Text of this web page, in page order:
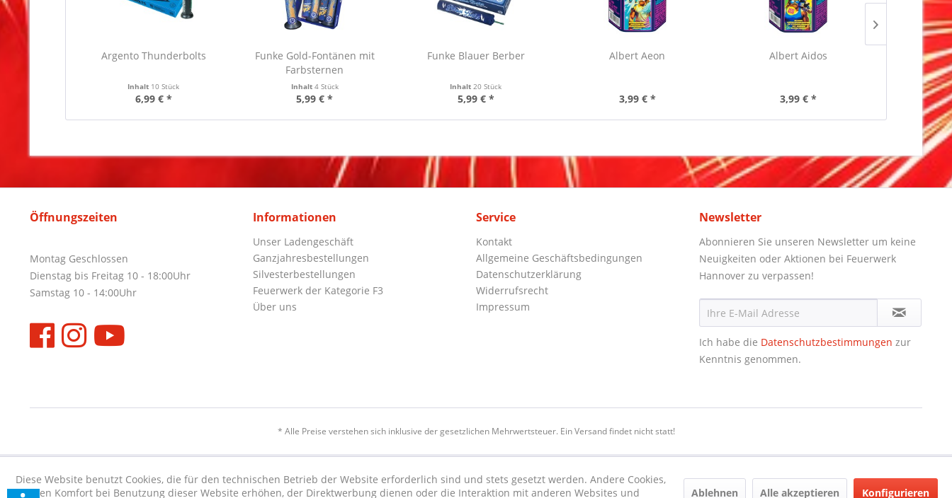
Argento Thunderbolts
Inhalt 10 Stück
6,99 € *
Funke Gold-Fontänen mit
Farbsternen
Inhalt 4 Stück
5,99 € *
Funke Blauer Berber
Inhalt20 Stück
5,99 € *
Albert Aeon
3,99 € *
Albert Aidos
3,99 € *
Argento
Öffnungszeiten
Montag Geschlossen
Dienstag bis Freitag 10 - 18:00Uhr
Samstag 10 - 14:00Uhr
Informationen
Unser Ladengeschäft
Ganzjahresbestellungen
Silvesterbestellungen
Feuerwerk der Kategorie F3
Über uns
Service
Kontakt
Allgemeine Geschäftsbedingungen
Datenschutzerklärung
Widerrufsrecht
Impressum
Newsletter
Abonnieren Sie unseren Newsletter um keine
Neuigkeiten oder Aktionen bei Feuerwerk
Hannover zu verpassen!
Ich habe die Datenschutzbestimmungen zur
Kenntnis genommen.
* Alle Preise verstehen sich inklusive der gesetzlichen Mehrwertsteuer. Ein Versand findet nicht statt!
Diese Website benutzt Cookies, die für den technischen Betrieb der Website erforderlich sind und stets gesetzt werden. Andere Cookies,
die den Komfort bei Benutzung dieser Website erhöhen, der Direktwerbung dienen oder die Interaktion mit anderen Websites und
Ablehnen Alle akzeptieren Konfigurieren